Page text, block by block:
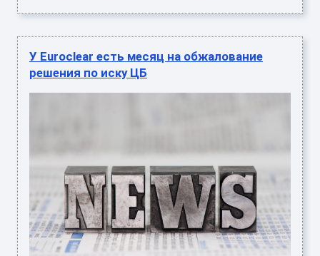
У Euroclear есть месяц на обжалование
решения по иску ЦБ